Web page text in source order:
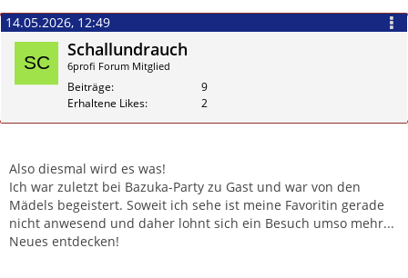
14.05.2026, 12:49
Schallundrauch
6profi Forum Mitglied
Beiträge
9
Erhaltene Likes
2
Also diesmal wird es was!
Ich war zuletzt bei Bazuka-Party zu Gast und war von den
Mädels begeistert. Soweit ich sehe ist meine Favoritin gerade
nicht anwesend und daher lohnt sich ein Besuch umso mehr...
Neues entdecken!